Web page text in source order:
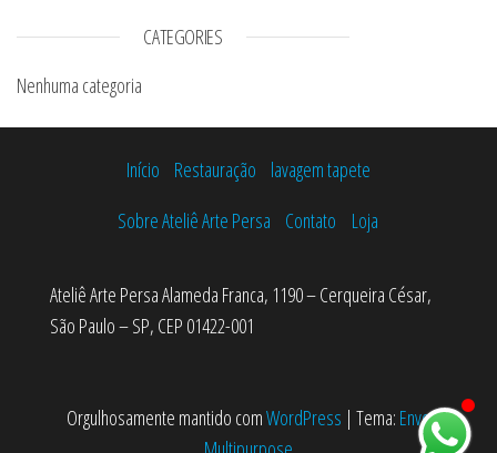
CATEGORIES
Nenhuma categoria
Início Restauração
lavagem tapete
Sobre Ateliê Arte Persa
Contato Loja
Ateliê Arte Persa Alameda Franca, 1190 – Cerqueira César,
São Paulo – SP, CEP 01422-001
Orgulhosamente mantido comWordPress | Tema: Envo